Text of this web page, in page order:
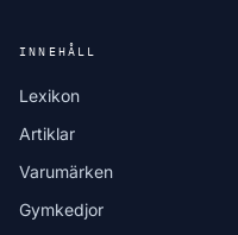
INNEHÅLL
Lexikon
Artiklar
Varumärken
Gymkedjor